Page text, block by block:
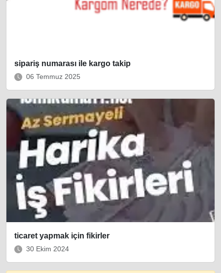
sipariş numarası ile kargo takip
06 Temmuz 2025
ticaret yapmak için fikirler
30 Ekim 2024